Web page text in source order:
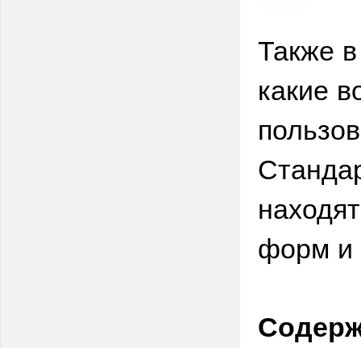
Также
какие
форм и